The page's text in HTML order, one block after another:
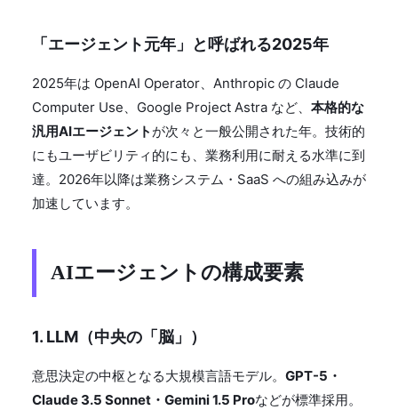
「エージェント元年」と呼ばれる2025年
2025年は OpenAI Operator、Anthropic の Claude
Computer Use、Google Project Astra など、 本格的な
汎用AIエージェント が次々と一般公開された年。技術的
にもユーザビリティ的にも、業務利用に耐える水準に到
達。2026年以降は業務システム・SaaS への組み込みが
加速しています。
AIエージェントの構成要素
1. LLM（中央の「脳」）
意思決定の中枢となる大規模言語モデル。 GPT-5・
Claude 3.5 Sonnet・Gemini 1.5 Proなどが標準採用。